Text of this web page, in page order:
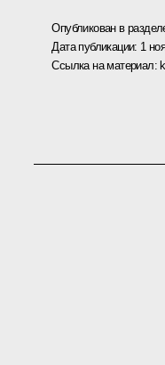
Опубликован в
Дата публикации: 1
Ссылка на материал: